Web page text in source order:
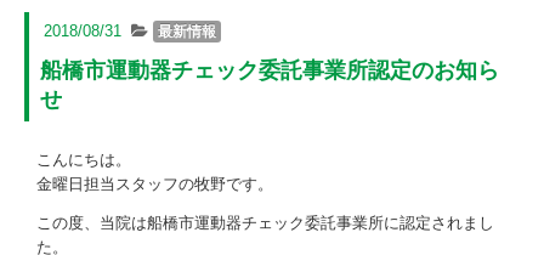
スタッフ紹介
お問い合わせ
2018/08/31 最新情報
船橋市運動器チェック委託事業所認定のお知ら
せ
こんにちは。
金曜日担当スタッフの牧野です。
この度、当院は船橋市運動器チェック委託事業所に認定されまし
た。